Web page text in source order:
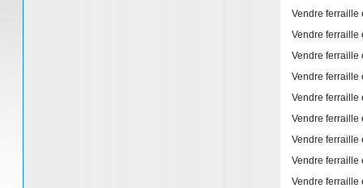
Vendre ferraille
Vendre ferraille
Vendre ferraille
Vendre ferraille
Vendre ferraille
Vendre ferraille
Vendre ferraille
Vendre ferraille
Vendre ferraille